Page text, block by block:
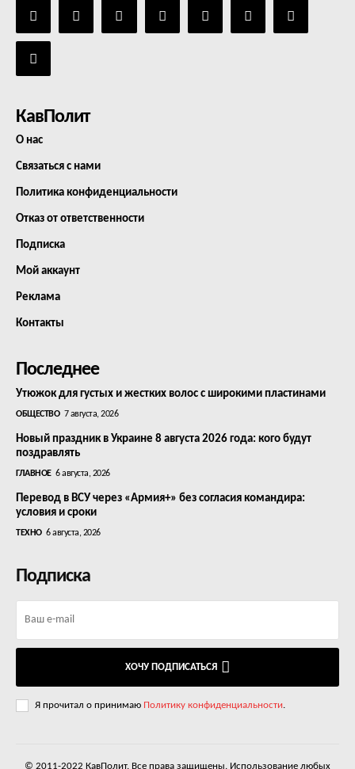
КавПолит
О нас
Связаться с нами
Политика конфиденциальности
Отказ от ответственности
Подписка
Мой аккаунт
Реклама
Контакты
Последнее
Утюжок для густых и жестких волос с широкими пластинами
ОБЩЕСТВО 7 августа, 2026
Новый праздник в Украине 8 августа 2026 года: кого будут
поздравлять
ГЛАВНОЕ 6 августа, 2026
Перевод в ВСУ через «Армия+» без согласия командира:
условия и сроки
ТЕХНО 6 августа, 2026
Подписка
ХОЧУ ПОДПИСАТЬСЯ
Я прочитал о принимаю Политику конфиденциальности.
© 2011-2022 КавПолит. Все права защищены. Использование любых